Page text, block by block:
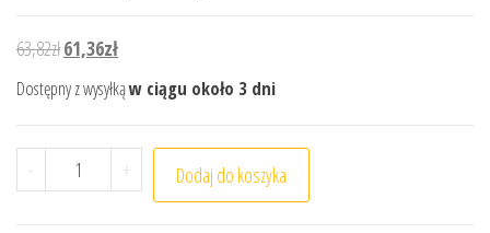
63,82złPierwotna cena wynosiła: 63,82zł.
61,36złAktualna cena wynosi: 61,36zł.
Dostępny z wysyłkąw ciągu około 3 dni
- ilość Piłka gimnastyczna gumowa 65cm Spokey 920937
+ Dodaj do koszyka